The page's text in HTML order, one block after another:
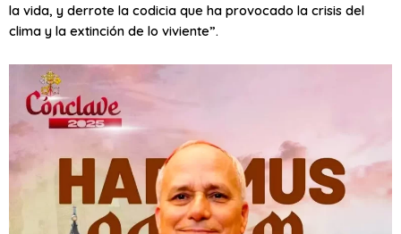
la vida, y derrote la codicia que ha provocado la crisis del
clima y la extinción de lo viviente”.